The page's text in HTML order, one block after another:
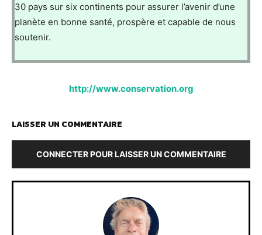
30 pays sur six continents pour assurer l’avenir d’une
planète en bonne santé, prospère et capable de nous
soutenir.
http://www.conservation.org
LAISSER UN COMMENTAIRE
CONNECTER POUR LAISSER UN COMMENTAIRE